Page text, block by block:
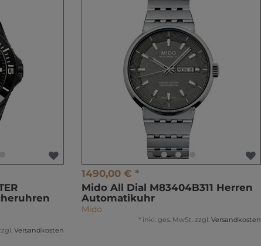
Versandkosten
1490,00 € *
Mido All Dial M83404B311 Herren
Automatikuhr
Mido
* inkl. ges. MwSt. zzgl. Versandkosten